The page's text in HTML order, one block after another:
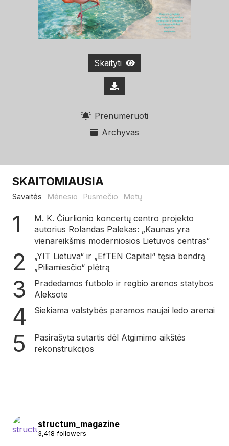
Skaityti
Prenumeruoti
Archyvas
SKAITOMIAUSIA
Savaitės Mėnesio Pusmečio Metų
M. K. Čiurlionio koncertų centro projekto
autorius Rolandas Palekas: „Kaunas yra
vienareikšmis moderniosios Lietuvos centras“
„YIT Lietuva“ ir „EfTEN Capital“ tęsia bendrą
„Piliamiesčio“ plėtrą
Pradedamos futbolo ir regbio arenos statybos
Aleksote
Siekiama valstybės paramos naujai ledo arenai
Pasirašyta sutartis dėl Atgimimo aikštės
rekonstrukcijos
structum_magazine
3,418 followers